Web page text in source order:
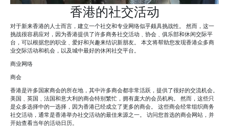
香港的社交活动
对于新来香港的人士而言，建立一个社交和专业网络似乎颇具挑战性。 然而，这一
挑战很容易应对，因为香港提供了许多商务社交活动﹑协会﹑俱乐部和休闲交际平
台，可以根据您的职业﹑爱好和兴趣来结识新朋友。 本文将帮助您发现香港众多商
业交际活动和机会，以及城中最好的休闲社交平台。
商业网络
商会
香港是许多国家商会的所在地，其中许多商会都非常活跃，提供了很好的交流机会。
美国﹑英国﹑法国和意大利的商会特别繁忙，拥有庞大的会员机构。 然而，这些只
是众多选择中的一选择，因为香港已经成立了更多的商会。 这些商会经常组织商务
社交活动，通常是香港举办社交活动的最佳来源之一。 访问您首选的商会网站，并
开始查看当年的活动日历。